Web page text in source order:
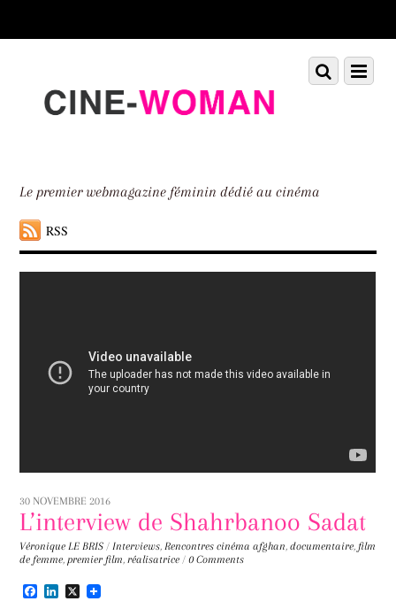
down
Le premier webmagazine féminin dédié au cinéma
RSS
Menu
Scroll
down
30 NOVEMBRE 2016
L’interview de Shahrbanoo Sadat
Véronique LE BRIS / Interviews,Rencontres cinéma afghan,documentaire, film
de femme,premier film,réalisatrice / 0 Comments
F L X